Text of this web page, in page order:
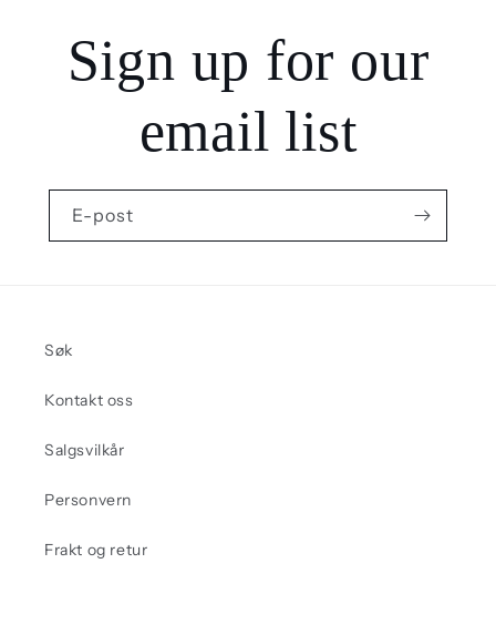
Sign up for our
email list
E-post
Søk
Kontakt oss
Salgsvilkår
Personvern
Frakt og retur